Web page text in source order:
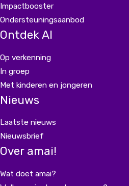
Impactbooster
Ondersteuningsaanbod
Ontdek AI
Op verkenning
In groep
Met kinderen en jongeren
Nieuws
Laatste nieuws
Nieuwsbrief
Over amai!
Wat doet amai?